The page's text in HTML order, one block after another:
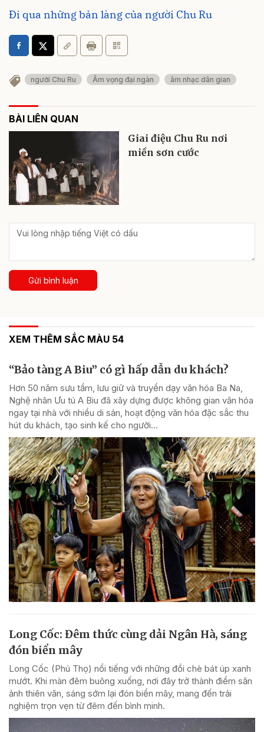
Đi qua những bản làng của người Chu Ru
người Chu Ru Âm vọng đại ngàn âm nhạc dân gian
BÀI LIÊN QUAN
Giai điệu Chu Ru nơi
miền sơn cước
Gửi bình luận
XEM THÊM SẮC MÀU 54
“Bảo tàng A Biu” có gì hấp dẫn du khách?
Hơn 50 năm sưu tầm, lưu giữ và truyền dạy văn hóa Ba Na,
Nghệ nhân Ưu tú A Biu đã xây dựng được không gian văn hóa
ngay tại nhà với nhiều di sản, hoạt động văn hóa đặc sắc thu
hút du khách, tạo sinh kế cho người...
Long Cốc: Đêm thức cùng dải Ngân Hà, sáng
đón biển mây
Long Cốc (Phú Thọ) nổi tiếng với những đồi chè bát úp xanh
mướt. Khi màn đêm buông xuống, nơi đây trở thành điểm săn
ảnh thiên văn, sáng sớm lại đón biển mây, mang đến trải
nghiệm trọn vẹn từ đêm đến bình minh.